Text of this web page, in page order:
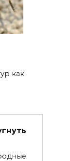
как